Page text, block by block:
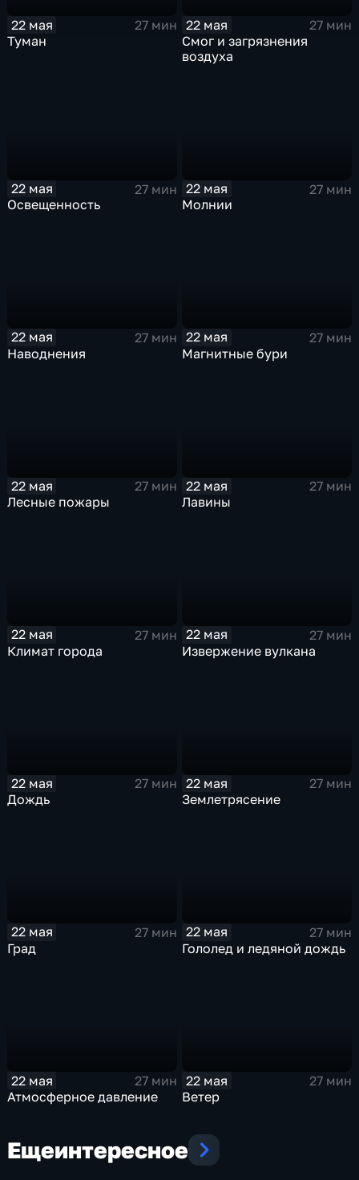
22 мая
27 мин
Туман
22 мая
27 мин
Смог и загрязнения
воздуха
22 мая
27 мин
Освещенность
22 мая
27 мин
Молнии
22 мая
27 мин
Наводнения
22 мая
27 мин
Магнитные бури
22 мая
27 мин
Лесные пожары
22 мая
27 мин
Лавины
22 мая
27 мин
Климат города
22 мая
27 мин
Извержение вулкана
22 мая
27 мин
Дождь
22 мая
27 мин
Землетрясение
22 мая
27 мин
Град
22 мая
27 мин
Гололед и ледяной дождь
22 мая
27 мин
Атмосферное давление
22 мая
27 мин
Ветер
Ещеинтересное